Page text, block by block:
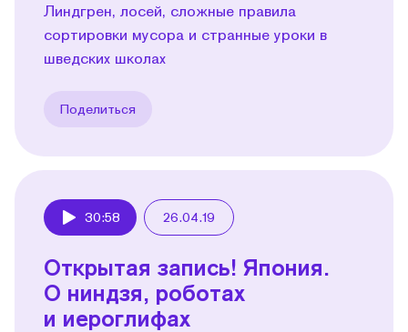
Линдгрен, лосей, сложные правила
сортировки мусора и странные уроки в
шведских школах
Поделиться
30:58 26.04.19
Открытая запись! Япония.
О ниндзя, роботах
и иероглифах